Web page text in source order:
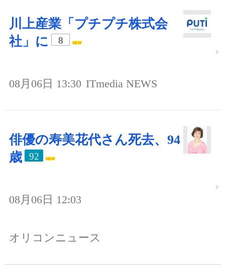
川上産業「プチプチ株式会
社」に
8
08月06日 13:30 ITmedia NEWS
俳優の寿美花代さん死去、94
歳
92
08月06日 12:03
オリコンニュース